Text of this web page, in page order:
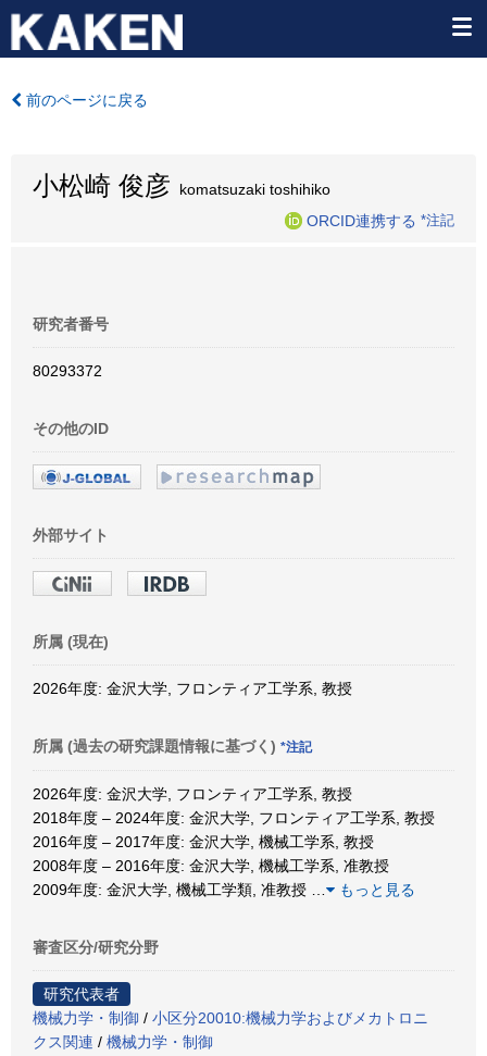
前のページに戻る
小松崎 俊彦 komatsuzaki toshihiko
ORCID連携する *注記
研究者番号
80293372
その他のID
外部サイト
所属 (現在)
2026年度: 金沢大学, フロンティア工学系, 教授
所属 (過去の研究課題情報に基づく) *注記
2026年度: 金沢大学, フロンティア工学系, 教授
2018年度 – 2024年度: 金沢大学, フロンティア工学系, 教授
2016年度 – 2017年度: 金沢大学, 機械工学系, 教授
2008年度 – 2016年度: 金沢大学, 機械工学系, 准教授
2009年度: 金沢大学, 機械工学類, 准教授
もっと見る
審査区分/研究分野
研究代表者
機械力学・制御 / 小区分20010:機械力学およびメカトロニ
クス関連 / 機械力学・制御